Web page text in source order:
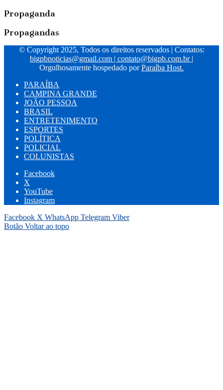
Propaganda
Propagandas
© Copyright 2025, Todos os direitos reservados | Contatos:
bigpbnoticias@gmail.com | contato@bigpb.com.br |
Orgulhosamente hospedado porParaíba Host.
PARAÍBA
CAMPINA GRANDE
JOÃO PESSOA
BRASIL
ENTRETENIMENTO
ESPORTES
POLÍTICA
POLICIAL
COLUNISTAS
Facebook
X
YouTube
Instagram
Facebook X WhatsApp Telegram Viber
Botão Voltar ao topo